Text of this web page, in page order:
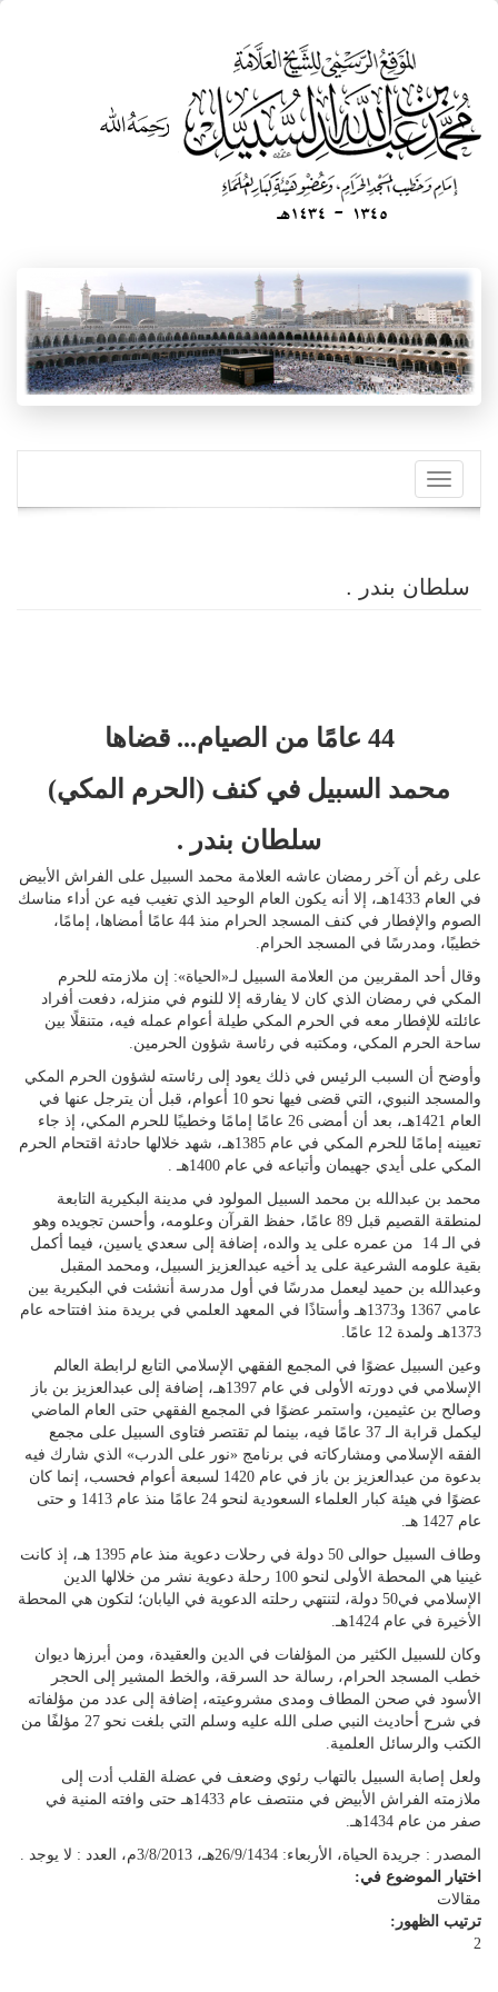
Toggle
navigation
سلطان بندر .
44 عامًا من الصيام... قضاها
محمد السبيل في كنف (الحرم المكي)
سلطان بندر .
على رغم أن آخر رمضان عاشه العلامة محمد السبيل على الفراش الأبيض
في العام 1433هـ، إلا أنه يكون العام الوحيد الذي تغيب فيه عن أداء مناسك
الصوم والإفطار في كنف المسجد الحرام منذ 44 عامًا أمضاها، إمامًا،
خطيبًا، ومدرسًا في المسجد الحرام.
وقال أحد المقربين من العلامة السبيل لـ«الحياة»: إن ملازمته للحرم
المكي في رمضان الذي كان لا يفارقه إلا للنوم في منزله، دفعت أفراد
عائلته للإفطار معه في الحرم المكي طيلة أعوام عمله فيه، متنقلًا بين
ساحة الحرم المكي، ومكتبه في رئاسة شؤون الحرمين.
وأوضح أن السبب الرئيس في ذلك يعود إلى رئاسته لشؤون الحرم المكي
والمسجد النبوي، التي قضى فيها نحو 10 أعوام، قبل أن يترجل عنها في
العام 1421هـ، بعد أن أمضى 26 عامًا إمامًا وخطيبًا للحرم المكي، إذ جاء
تعيينه إمامًا للحرم المكي في عام 1385هـ، شهد خلالها حادثة اقتحام الحرم
المكي على أيدي جهيمان وأتباعه في عام 1400هـ .
محمد بن عبدالله بن محمد السبيل المولود في مدينة البكيرية التابعة
لمنطقة القصيم قبل 89 عامًا، حفظ القرآن وعلومه، وأحسن تجويده وهو
في الـ 14 من عمره على يد والده، إضافة إلى سعدي ياسين، فيما أكمل
بقية علومه الشرعية على يد أخيه عبدالعزيز السبيل، ومحمد المقبل
وعبدالله بن حميد ليعمل مدرسًا في أول مدرسة أنشئت في البكيرية بين
عامي 1367 و1373هـ وأستاذًا في المعهد العلمي في بريدة منذ افتتاحه عام
1373هـ ولمدة 12 عامًا.
وعين السبيل عضوًا في المجمع الفقهي الإسلامي التابع لرابطة العالم
الإسلامي في دورته الأولى في عام 1397هـ، إضافة إلى عبدالعزيز بن باز
وصالح بن عثيمين، واستمر عضوًا في المجمع الفقهي حتى العام الماضي
ليكمل قرابة الـ 37 عامًا فيه، بينما لم تقتصر فتاوى السبيل على مجمع
الفقه الإسلامي ومشاركاته في برنامج «نور على الدرب» الذي شارك فيه
بدعوة من عبدالعزيز بن باز في عام 1420 لسبعة أعوام فحسب، إنما كان
عضوًا في هيئة كبار العلماء السعودية لنحو 24 عامًا منذ عام 1413 و حتى
عام 1427 هـ.
وطاف السبيل حوالى 50 دولة في رحلات دعوية منذ عام 1395 هـ، إذ كانت
غينيا هي المحطة الأولى لنحو 100 رحلة دعوية نشر من خلالها الدين
الإسلامي في50 دولة، لتنتهي رحلته الدعوية في اليابان؛ لتكون هي المحطة
الأخيرة في عام 1424هـ.
وكان للسبيل الكثير من المؤلفات في الدين والعقيدة، ومن أبرزها ديوان
خطب المسجد الحرام، رسالة حد السرقة، والخط المشير إلى الحجر
الأسود في صحن المطاف ومدى مشروعيته، إضافة إلى عدد من مؤلفاته
في شرح أحاديث النبي صلى الله عليه وسلم التي بلغت نحو 27 مؤلفًا من
الكتب والرسائل العلمية.
ولعل إصابة السبيل بالتهاب رئوي وضعف في عضلة القلب أدت إلى
ملازمته الفراش الأبيض في منتصف عام 1433هـ حتى وافته المنية في
صفر من عام 1434هـ.
المصدر : جريدة الحياة، الأربعاء: 26/9/1434هـ، 3/8/2013م، العدد : لا يوجد .
اختيار الموضوع في:
مقالات
ترتيب الظهور:
2